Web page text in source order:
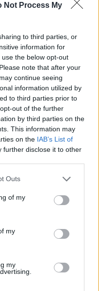
Not Process My
to third parties, or
information for
the below opt-out
note that after your
continue seeing
information utilized by
to third parties prior to
out of the further
by third parties on the
This information may
on the IAB’s List of
further disclose it to other
Outs
of my
my
my
με τη
Τηλ: 2531022589
25313-52400
25310-22756
25310-82177
25310-22222
25310-22100
25310-22411